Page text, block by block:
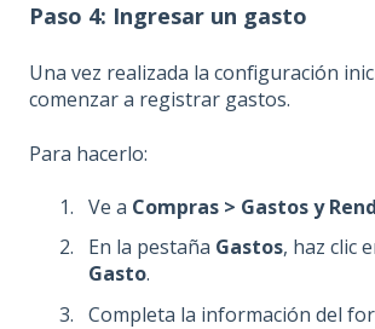
Paso 4: Ingresar un gasto
Una vez realizada la configuración
comenzar a registrar gastos.
Para hacerlo:
Ve a Compras > Gastos y
En la pestaña Gastos, haz clic
Gasto.
Completa la información del